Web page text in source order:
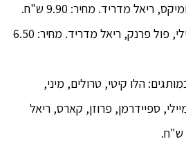
ריאל מדריד. מחיר: 9.90 ש"ח.
עט עם מדגיש: סמיילי, פול פרנק, ריאל מדריד. מחיר: 6.50
הלו קיטי, טרולים, מיני,
ספיידרמן, פרוזן, קארס, ריאל